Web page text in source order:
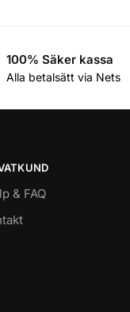
100% Säker kassa
Alla betalsätt via Nets
& FAQ